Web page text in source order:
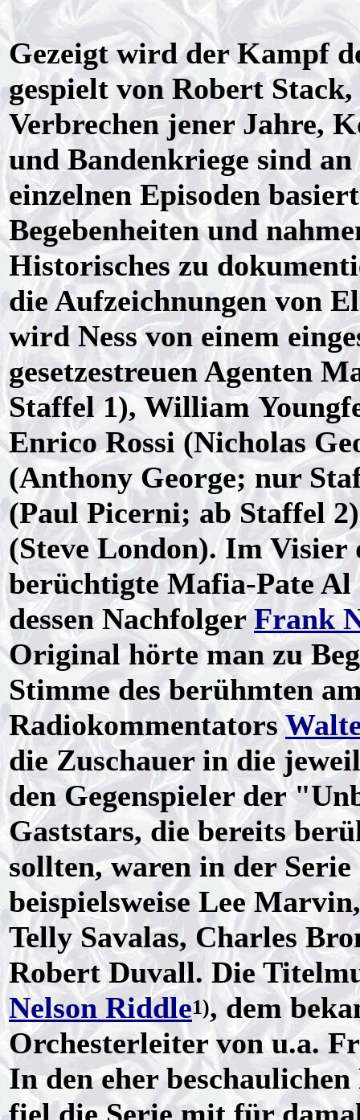
Gezeigt wird der Kampf
gespielt von Robert
Verbrechen jener Jahre,
und Bandenkriege sind
einzelnen Episoden
Begebenheiten und
Historisches zu
die Aufzeichnungen von
wird Ness von einem
gesetzestreuen Agenten
Staffel 1), William
Enrico Rossi (Nicholas
(Anthony George; nur
(Paul Picerni; ab Staffel
(Steve London). Im
berüchtigte Mafia-Pate Al
dessen NachfolgerFrank
Original hörte man zu
Stimme des berühmten
Radiokommentators
die Zuschauer in die
den Gegenspieler der
Gaststars, die bereits
sollten, waren in der
beispielsweise Lee
Telly Savalas, Charles
Robert Duvall. Die
Nelson Riddle1), dem
Orchesterleiter von u.a.
In den eher